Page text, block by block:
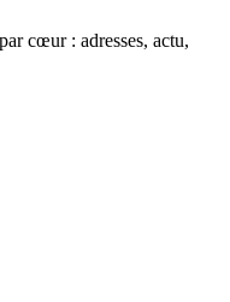
cœur : adresses, actu,